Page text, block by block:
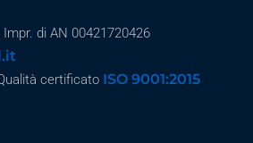
Impr. di AN 00421720426
certificato ISO 9001:2015